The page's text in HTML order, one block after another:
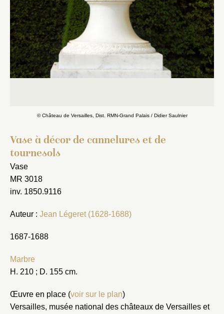
© Château de Versailles, Dist. RMN-Grand Palais / Didier Saulnier
Vase à décor de cannelures et de
tournesols
Vase
MR 3018
inv. 1850.9116
Auteur : Jean Légeret (1628-1688)
1687-1688
Marbre
H. 210 ; D. 155 cm.
Œuvre en place (voir sur le plan)
Versailles, musée national des châteaux de Versailles et